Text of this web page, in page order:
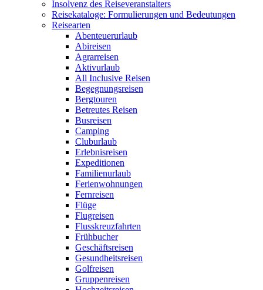
Insolvenz des Reiseveranstalters
Reisekataloge: Formulierungen und Bedeutungen
Reisearten
Abenteuerurlaub
Abireisen
Agrarreisen
Aktivurlaub
All Inclusive Reisen
Begegnungsreisen
Bergtouren
Betreutes Reisen
Busreisen
Camping
Cluburlaub
Erlebnisreisen
Expeditionen
Familienurlaub
Ferienwohnungen
Fernreisen
Flüge
Flugreisen
Flusskreuzfahrten
Frühbucher
Geschäftsreisen
Gesundheitsreisen
Golfreisen
Gruppenreisen